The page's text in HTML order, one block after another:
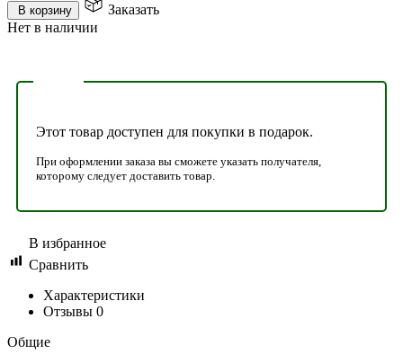
В корзину
Заказать
Нет в наличии
Этот товар доступен для покупки в подарок.
При оформлении заказа вы сможете указать получателя,
которому следует доставить товар.
В избранное
Сравнить
Характеристики
Отзывы 0
Общие